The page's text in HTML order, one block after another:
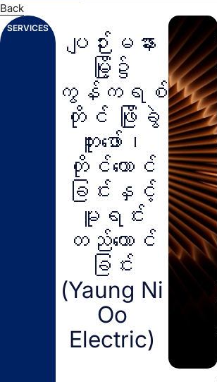
Back
SERVICES
ပျဉ်းမနား
မြို့၌
ကွန်ကရစ်
တိုင် ဖြိုခွဲ
တူးဖော်၊
တိုင်ထောင်
ခြင်းနှင့်
မူရင်း
တည်ထောင်
ခြင်း
(Yaung Ni
Oo
Electric)